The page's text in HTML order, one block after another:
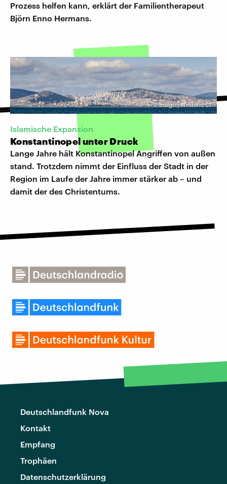
Prozess helfen kann, erklärt der Familientherapeut
Björn Enno Hermans.
©Imago | Westend 61
Islamische Expansion
Konstantinopel unter Druck
Lange Jahre hält Konstantinopel Angriffen von außen
stand. Trotzdem nimmt der Einfluss der Stadt in der
Region im Laufe der Jahre immer stärker ab – und
damit der des Christentums.
Deutschlandfunk Nova
Kontakt
Empfang
Trophäen
Datenschutzerklärung